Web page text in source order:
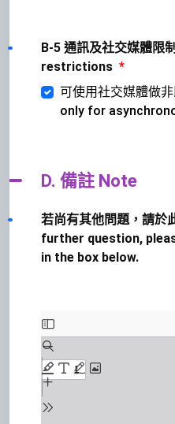
B-5 通訊及社交媒體限
restrictions *
可使用社交媒體做
only for
D. 備註 Note
若尚有其他問題，請於
further question,
in the box below.